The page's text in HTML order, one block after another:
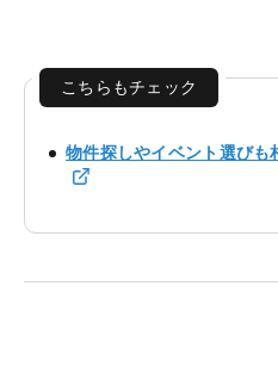
こちらもチェック
物件探しやイベント選びも